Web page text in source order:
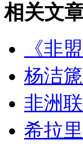
相关文
《非
杨洁
非洲
希拉